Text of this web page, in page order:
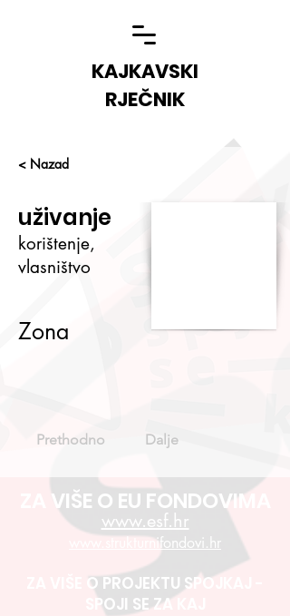
KAJKAVSKI
RJEČNIK
< Nazad
uživanje
korištenje,
vlasništvo
Zona
Prethodno Dalje
ZA VIŠE O EU FONDOVIMA
www.esf.hr
www.strukturnifondovi.hr
ZA VIŠE O PROJEKTU SPOJKAJ -
SPOJI SE ZA KAJ